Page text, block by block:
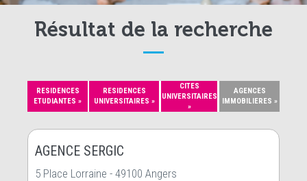
Résultat de la recherche
RESIDENCES
ETUDIANTES »
RESIDENCES
UNIVERSITAIRES »
CITES
UNIVERSITAIRES
»
AGENCES
IMMOBILIERES »
AGENCE SERGIC
5 Place Lorraine - 49100 Angers